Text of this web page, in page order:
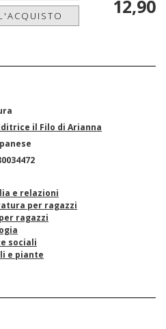
12,90
il Filo di Arianna
e relazioni
per ragazzi
ragazzi
sociali
e piante